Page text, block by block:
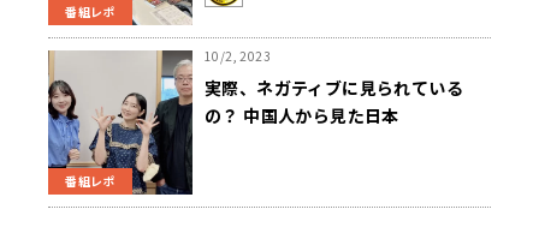
番組レポ
番組レポ
10/2, 2023
実際、ネガティブに見られている
の？ 中国人から見た日本